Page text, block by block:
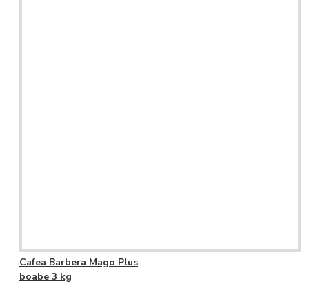
Cafea Barbera Mago Plus
boabe 3 kg